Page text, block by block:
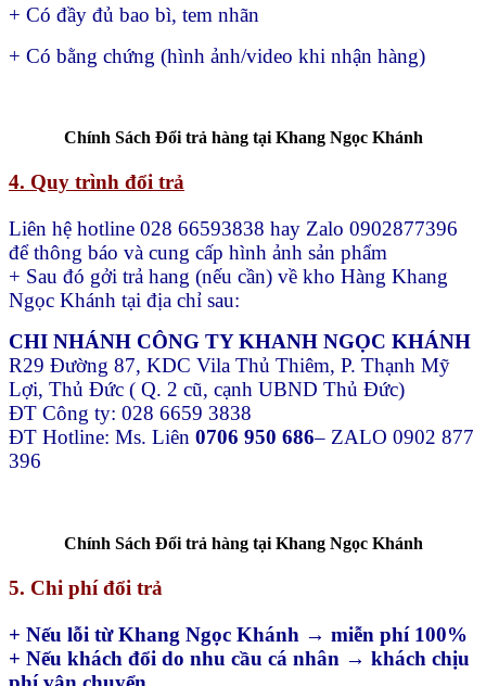
+ Có đầy đủ bao bì, tem nhãn
+ Có bằng chứng (hình ảnh/video khi nhận hàng)
Chính Sách Đổi trả hàng tại Khang Ngọc Khánh
4. Quy trình đổi trả
Liên hệ hotline 028 66593838 hay Zalo 0902877396
để thông báo và cung cấp hình ảnh sản phẩm
+ Sau đó gởi trả hang (nếu cần) về kho Hàng Khang
Ngọc Khánh tại địa chỉ sau:
CHI NHÁNH CÔNG TY KHANH NGỌC KHÁNH
R29 Đường 87, KDC Vila Thủ Thiêm, P. Thạnh Mỹ
Lợi, Thủ Đức ( Q. 2 cũ, cạnh UBND Thủ Đức)
ĐT Công ty: 028 6659 3838
ĐT Hotline: Ms. Liên 0706 950 686– ZALO 0902 877
396
Chính Sách Đổi trả hàng tại Khang Ngọc Khánh
5. Chi phí đổi trả
+ Nếu lỗi từ Khang Ngọc Khánh → miễn phí 100%
+ Nếu khách đổi do nhu cầu cá nhân → khách chịu